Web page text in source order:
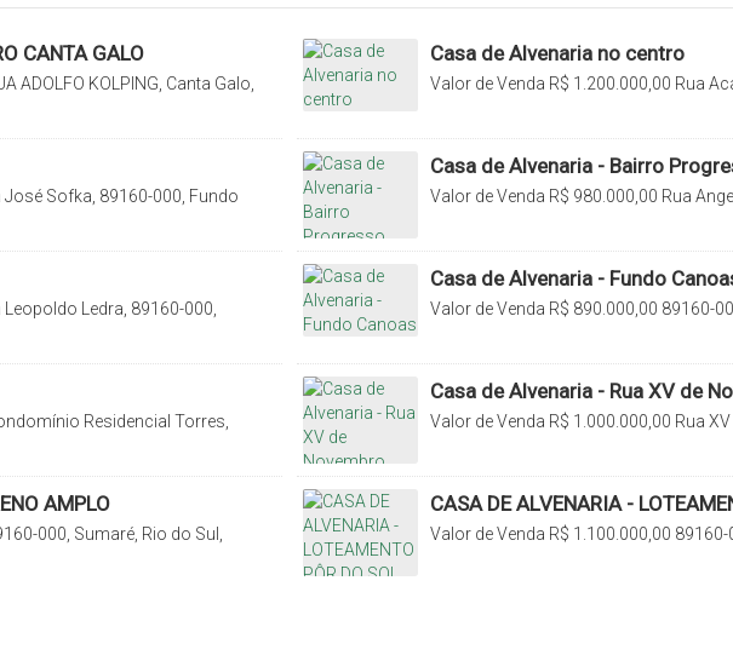
CANTA GALO
ADOLFO KOLPING, Canta Galo,
Casa de Alvenaria no centro
R$ 1.200.000,00
Valor de Venda
Rua
José Sofka, 89160-000, Fundo
Casa de Alvenaria - Bairro
R$ 980.000,00
Valor de Venda
Rua
Leopoldo Ledra, 89160-000,
Casa de Alvenaria - Fundo
R$ 890.000,00
Valor de Venda
89160-
Residencial Torres,
Casa de Alvenaria - Rua XV de
R$ 1.000.000,00
Valor de Venda
Rua
AMPLO
000, Sumaré, Rio do Sul,
CASA DE ALVENARIA -
R$ 1.100.000,00
Valor de Venda
89160-